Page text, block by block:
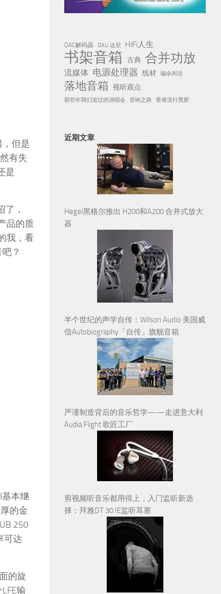
但是
有失
是
，
品的质
我，看
？
本继
的金
250
可达
的旋
输
DAC解码器 DALI 达尼 HiFi人生
书架音箱 古典 合并功放
流媒体 电源处理器 线材 编余闲话
落地音箱 视听观点
那些年我们追过的演唱会 音响之路 香港流行黑胶
近期文章
Hegel黑格尔推出 H200和A200 合并式放大
器
半个世纪的声学自传：Wilson Audio 美国威
信Autobiography「自传」旗舰音箱
严谨制造背后的音乐哲学——走进意大利
Audia Flight 歌匠工厂
剪视频听音乐都用得上，入门监听新选
择：拜雅DT 30 IE监听耳塞